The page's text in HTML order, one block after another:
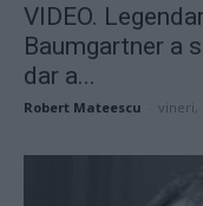
VIDEO.
Baumgartner a
dar a...
Robert Mateescu vineri,